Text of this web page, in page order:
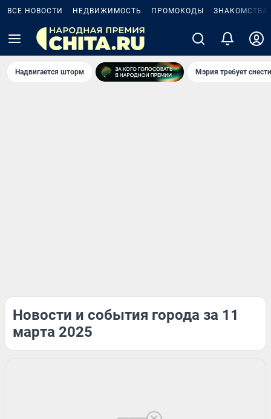
ВСЕ НОВОСТИ НЕДВИЖИМОСТЬ ПРОМОКОДЫ ЗНАКОМСТВА
Надвигается шторм Мэрия требует
Новости и события города за 11
марта 2025